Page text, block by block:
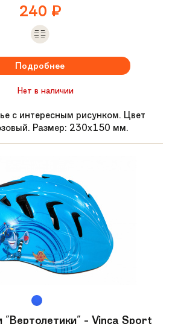
240 ₽
Подробнее
Нет в наличии
с интересным рисунком. Цвет
Размер: 230x150 мм.
"Вертолетики" - Vinca Sport